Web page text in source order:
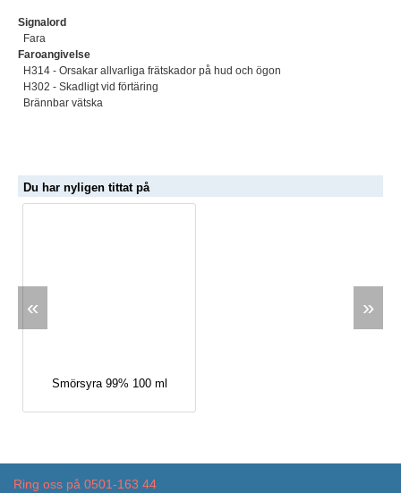
Signalord
Fara
Faroangivelse
H314 - Orsakar allvarliga frätskador på hud och ögon
H302 - Skadligt vid förtäring
Brännbar vätska
Du har nyligen tittat på
«
Smörsyra 99% 100 ml
»
Ring oss på 0501-163 44